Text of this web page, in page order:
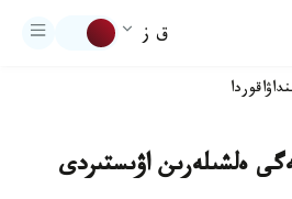
ق ز
اقوردا